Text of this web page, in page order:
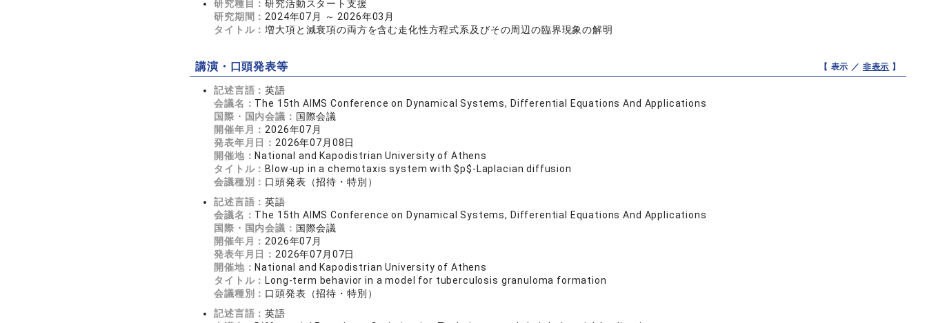
研究種目：研究活動スタート支援
研究期間： 2024年07月 ～ 2026年03月
タイトル：増大項と減衰項の両方を含む走化性方程式系及びその周辺の臨界現象の解明
講演・口頭発表等 【 表示 ／ 非表示 】
記述言語：英語
会議名： The 15th AIMS Conference on Dynamical Systems, Differential Equations And Applications
国際・国内会議： 国際会議
開催年月： 2026年07月
発表年月日： 2026年07月08日
開催地： National and Kapodistrian University of Athens
タイトル： Blow-up in a chemotaxis system with $p$-Laplacian diffusion
会議種別： 口頭発表（招待・特別）
記述言語：英語
会議名： The 15th AIMS Conference on Dynamical Systems, Differential Equations And Applications
国際・国内会議： 国際会議
開催年月： 2026年07月
発表年月日： 2026年07月07日
開催地： National and Kapodistrian University of Athens
タイトル： Long-term behavior in a model for tuberculosis granuloma formation
会議種別： 口頭発表（招待・特別）
記述言語：英語